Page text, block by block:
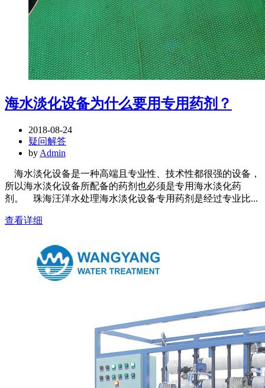
海水淡化设备为什么要用专用药剂？
2018-08-24
疑问解答
by Admin
海水淡化设备是一种高端且专业性、技术性都很强的设备，
所以海水淡化设备所配备的药剂也必须是专用海水淡化药
剂。 珠海汪洋水处理海水淡化设备专用药剂是经过专业比...
查看详细